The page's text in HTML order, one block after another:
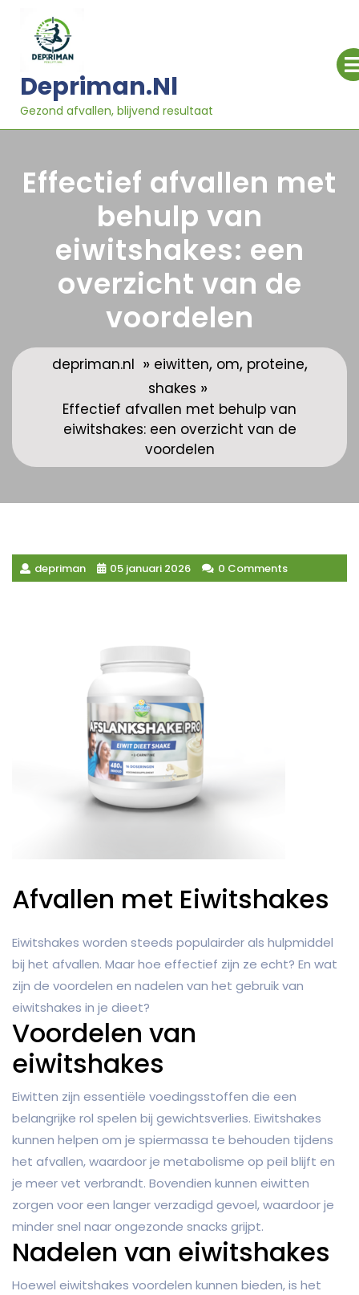
inhoud
Depriman.nl
Gezond afvallen, blijvend resultaat
Effectief afvallen met
behulp van
eiwitshakes: een
overzicht van de
voordelen
depriman.nl » eiwitten, om, proteine,
shakes »
Effectief afvallen met behulp van
eiwitshakes: een overzicht van de
voordelen
depriman 05 januari 2026 0 Comments
Afvallen met Eiwitshakes
Eiwitshakes worden steeds populairder als hulpmiddel
bij het afvallen. Maar hoe effectief zijn ze echt? En wat
zijn de voordelen en nadelen van het gebruik van
eiwitshakes in je dieet?
Voordelen van
eiwitshakes
Eiwitten zijn essentiële voedingsstoffen die een
belangrijke rol spelen bij gewichtsverlies. Eiwitshakes
kunnen helpen om je spiermassa te behouden tijdens
het afvallen, waardoor je metabolisme op peil blijft en
je meer vet verbrandt. Bovendien kunnen eiwitten
zorgen voor een langer verzadigd gevoel, waardoor je
minder snel naar ongezonde snacks grijpt.
Nadelen van eiwitshakes
Hoewel eiwitshakes voordelen kunnen bieden, is het